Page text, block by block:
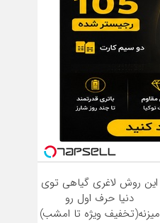
این روش لاغری گیاهی توی
دنیا حرف اول رو
میزنه(تخفیف ویژه تا امشب)